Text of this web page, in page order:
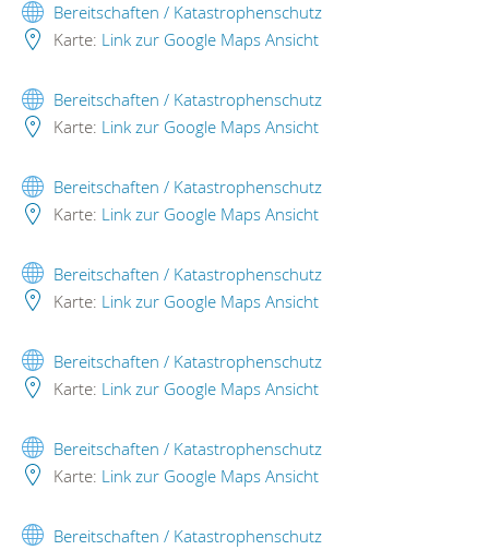
Bereitschaften / Katastrophenschutz
Karte: Link zur Google Maps Ansicht
Bereitschaften / Katastrophenschutz
Karte: Link zur Google Maps Ansicht
Bereitschaften / Katastrophenschutz
Karte: Link zur Google Maps Ansicht
Bereitschaften / Katastrophenschutz
Karte: Link zur Google Maps Ansicht
Bereitschaften / Katastrophenschutz
Karte: Link zur Google Maps Ansicht
Bereitschaften / Katastrophenschutz
Karte: Link zur Google Maps Ansicht
Bereitschaften / Katastrophenschutz